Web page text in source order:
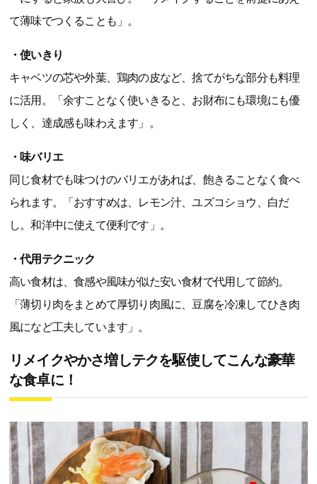
て薄味でつくることも」。
・使いきり
キャベツの芯や外葉、鶏肉の皮など、捨てがちな部分も料理
に活用。「余すことなく使いきると、お財布にも環境にも優
しく、達成感も味わえます」。
・味バリエ
同じ食材でも味つけのバリエがあれば、飽きることなく食べ
られます。「おすすめは、レモン汁、ユズコショウ、白だ
し。和洋中に使えて便利です」。
・代用テクニック
高い食材は、食感や風味が似た安い食材で代用して節約。
「薄切り肉をまとめて厚切り肉風に、豆腐を冷凍してひき肉
風になど工夫しています」。
リメイクやかさ増しテクを駆使してこんな豪華
な食卓に！